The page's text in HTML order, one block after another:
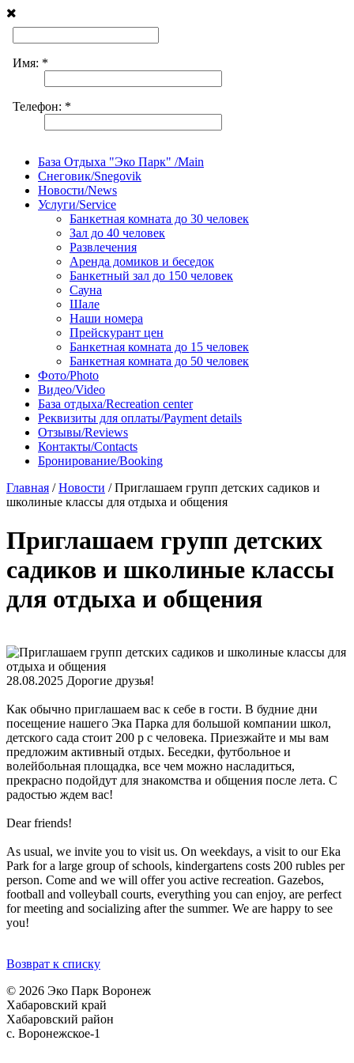
База Отдыха "Эко Парк" /Main
Снеговик/Snegovik
Новости/News
Услуги/Service
Банкетная комната до 30 человек
Зал до 40 человек
Развлечения
Аренда домиков и беседок
Банкетный зал до 150 человек
Сауна
Шале
Наши номера
Прейскурант цен
Банкетная комната до 15 человек
Банкетная комната до 50 человек
Фото/Photo
Видео/Video
База отдыха/Recreation center
Реквизиты для оплаты/Payment details
Отзывы/Reviews
Контакты/Contacts
Бронирование/Booking
Главная /Новости /Приглашаем групп детских садиков и
школиные классы для отдыха и общения
Приглашаем групп детских
садиков и школиные классы
для отдыха и общения
28.08.2025 Дорогие друзья!
Как обычно приглашаем вас к себе в гости. В будние дни
посещение нашего Эка Парка для большой компании школ,
детского сада стоит 200 р с человека. Приезжайте и мы вам
предложим активный отдых. Беседки, футбольное и
волейбольная площадка, все чем можно насладиться,
прекрасно подойдут для знакомства и общения после лета. С
радостью ждем вас!
Dear friends!
As usual, we invite you to visit us. On weekdays, a visit to our Eka
Park for a large group of schools, kindergartens costs 200 rubles per
person. Come and we will offer you active recreation. Gazebos,
football and volleyball courts, everything you can enjoy, are perfect
for meeting and socializing after the summer. We are happy to see
you!
Возврат к списку
© 2026 Эко Парк Воронеж
Хабаровский край
Хабаровский район
с. Воронежское-1